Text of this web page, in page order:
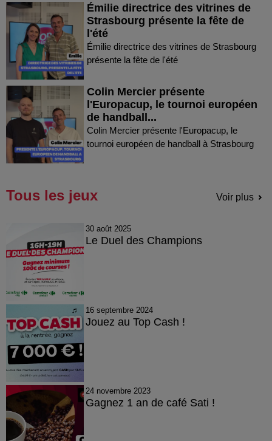
Émilie directrice des vitrines de
Strasbourg présente la fête de
l'été
Émilie directrice des vitrines de Strasbourg
présente la fête de l'été
Colin Mercier présente
l'Europacup, le tournoi européen
de handball...
Colin Mercier présente l'Europacup, le
tournoi européen de handball à Strasbourg
Tous les jeux Voir plus
30 août 2025
Le Duel des Champions
16 septembre 2024
Jouez au Top Cash !
24 novembre 2023
Gagnez 1 an de café Sati !